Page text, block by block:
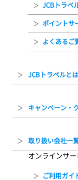
JCBトラベ
ポイントサ
よくあるご
JCBトラベルとは
キャンペーン・
取り扱い会社一
オンラインサー
ご利用ガイ